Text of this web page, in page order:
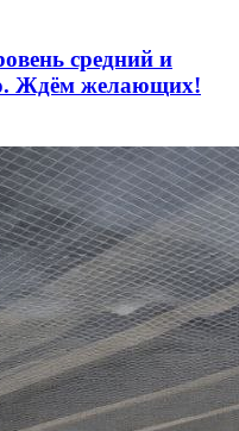
средний и
Ждём желающих!